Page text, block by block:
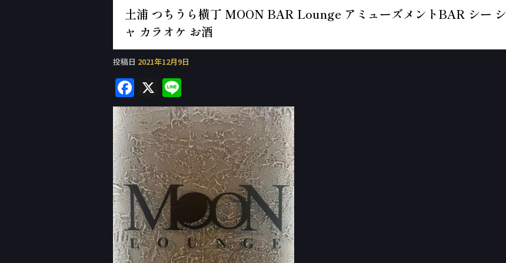
土浦 つちうら横丁 MOON BAR Lounge アミューズメントBAR シー シ
ャ カラオケ お酒
投稿日 2021年12月9日
F
a
c
e
b
o
o
k
X
n
e